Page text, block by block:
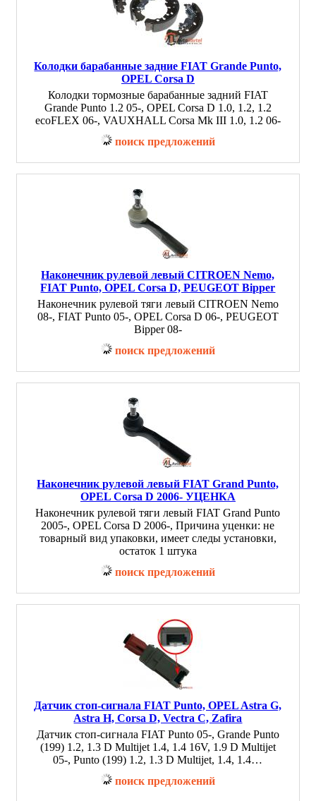
Колодки барабанные задние FIAT Grande Punto,
OPEL Corsa D
Колодки тормозные барабанные задний FIAT
Grande Punto 1.2 05-, OPEL Corsa D 1.0, 1.2, 1.2
ecoFLEX 06-, VAUXHALL Corsa Mk III 1.0, 1.2 06-
поиск предложений
Наконечник рулевой левый CITROEN Nemo,
FIAT Punto, OPEL Corsa D, PEUGEOT Bipper
Наконечник рулевой тяги левый CITROEN Nemo
08-, FIAT Punto 05-, OPEL Corsa D 06-, PEUGEOT
Bipper 08-
поиск предложений
Наконечник рулевой левый FIAT Grand Punto,
OPEL Corsa D 2006- УЦЕНКА
Наконечник рулевой тяги левый FIAT Grand Punto
2005-, OPEL Corsa D 2006-, Причина уценки: не
товарный вид упаковки, имеет следы установки,
остаток 1 штука
поиск предложений
Датчик стоп-сигнала FIAT Punto, OPEL Astra G,
Astra H, Corsa D, Vectra C, Zafira
Датчик стоп-сигнала FIAT Punto 05-, Grande Punto
(199) 1.2, 1.3 D Multijet 1.4, 1.4 16V, 1.9 D Multijet
05-, Punto (199) 1.2, 1.3 D Multijet, 1.4, 1.4…
поиск предложений